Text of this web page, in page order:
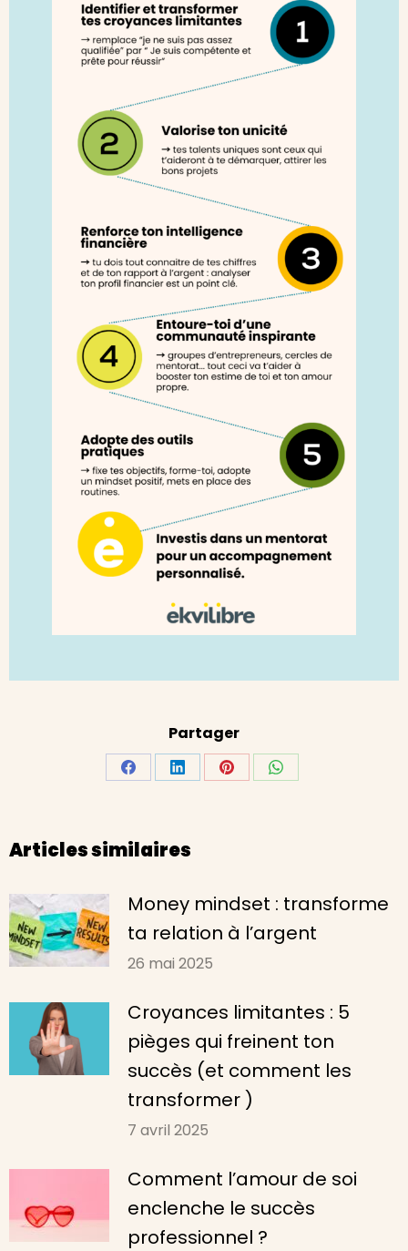
Partager
PartagerPartagerPartagerPartager
Articles similaires
Money mindset : transforme
ta relation à l’argent
26 mai 2025
Croyances limitantes : 5
pièges qui freinent ton
succès (et comment les
transformer )
7 avril 2025
Comment l’amour de soi
enclenche le succès
professionnel ?